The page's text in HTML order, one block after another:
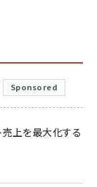
Sponsored
売上を最大化する